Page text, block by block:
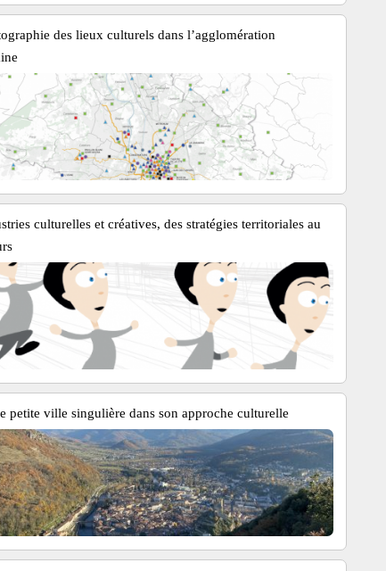
des lieux culturels dans l’agglomération
culturelles et créatives, des stratégies territoriales au
petite ville singulière dans son approche culturelle